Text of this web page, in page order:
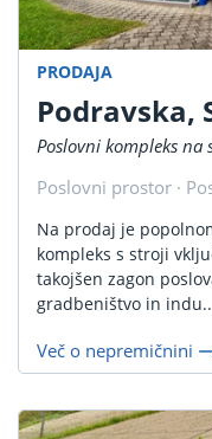
PRODAJA
Podravska,
Poslovni kompleks na
Poslovni prostor ·
Na prodaj je
kompleks s stroji
takojšen zagon
gradbeništvo in
Več o nepremičnini